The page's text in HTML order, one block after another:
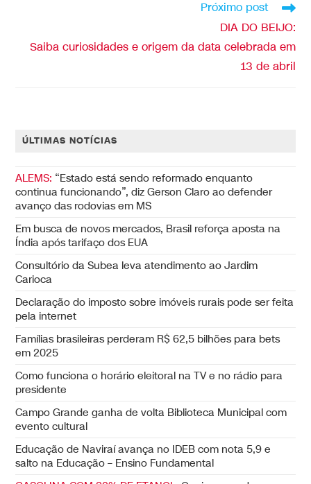
Próximo post
DIA DO BEIJO:
Saiba curiosidades e origem da data celebrada em
13 de abril
ÚLTIMAS NOTÍCIAS
ALEMS: “Estado está sendo reformado enquanto
continua funcionando”, diz Gerson Claro ao defender
avanço das rodovias em MS
Em busca de novos mercados, Brasil reforça aposta na
Índia após tarifaço dos EUA
Consultório da Subea leva atendimento ao Jardim
Carioca
Declaração do imposto sobre imóveis rurais pode ser feita
pela internet
Famílias brasileiras perderam R$ 62,5 bilhões para bets
em 2025
Como funciona o horário eleitoral na TV e no rádio para
presidente
Campo Grande ganha de volta Biblioteca Municipal com
evento cultural
Educação de Naviraí avança no IDEB com nota 5,9 e
salto na Educação – Ensino Fundamental